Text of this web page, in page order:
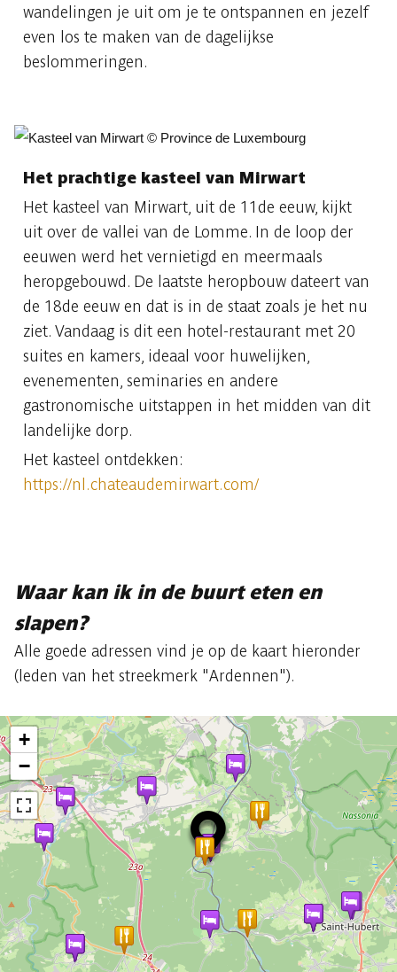
wandelingen je uit om je te ontspannen en jezelf
even los te maken van de dagelijkse
beslommeringen.
Het prachtige kasteel van Mirwart
Het kasteel van Mirwart, uit de 11de eeuw, kijkt
uit over de vallei van de Lomme. In de loop der
eeuwen werd het vernietigd en meermaals
heropgebouwd. De laatste heropbouw dateert van
de 18de eeuw en dat is in de staat zoals je het nu
ziet. Vandaag is dit een hotel-restaurant met 20
suites en kamers, ideaal voor huwelijken,
evenementen, seminaries en andere
gastronomische uitstappen in het midden van dit
landelijke dorp.
Het kasteel ontdekken:
https://nl.chateaudemirwart.com/
Waar kan ik in de buurt eten en
slapen?
Alle goede adressen vind je op de kaart hieronder
(leden van het streekmerk "Ardennen").
+
−